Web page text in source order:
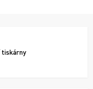
tiskárny